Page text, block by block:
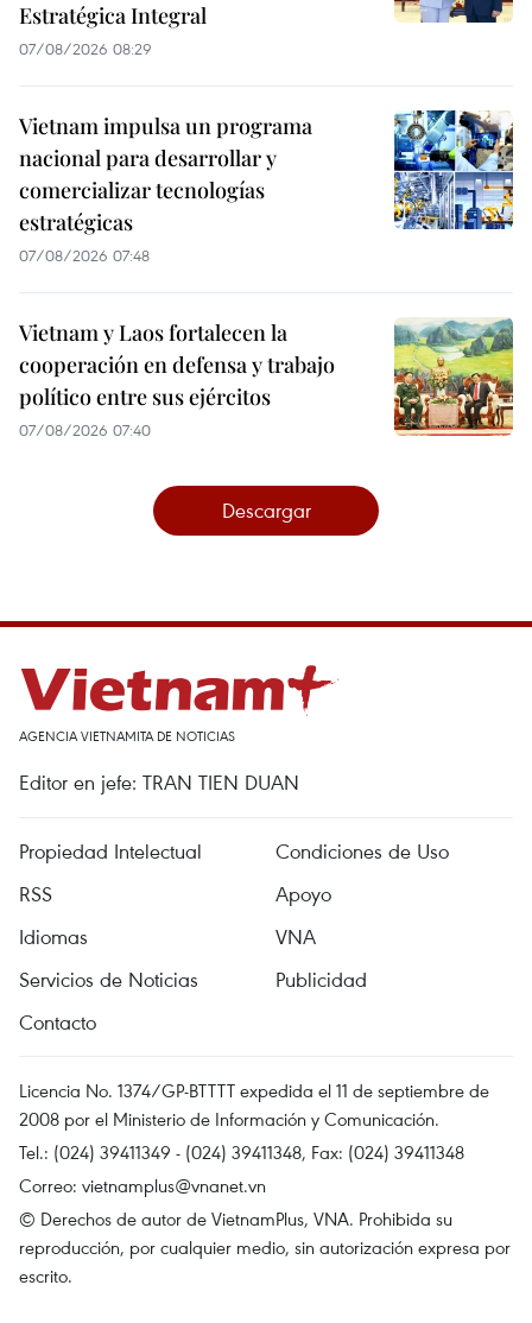
Estratégica Integral
07/08/2026 08:29
Vietnam impulsa un programa
nacional para desarrollar y
comercializar tecnologías
estratégicas
07/08/2026 07:48
Vietnam y Laos fortalecen la
cooperación en defensa y trabajo
político entre sus ejércitos
07/08/2026 07:40
Descargar
AGENCIA VIETNAMITA DE NOTICIAS
Editor en jefe: TRAN TIEN DUAN
Propiedad Intelectual
Condiciones de Uso
RSS
Apoyo
Idiomas
VNA
Servicios de Noticias
Publicidad
Contacto
Licencia No. 1374/GP-BTTTT expedida el 11 de septiembre de
2008 por el Ministerio de Información y Comunicación.
Tel.: (024) 39411349 - (024) 39411348, Fax: (024) 39411348
Correo: vietnamplus@vnanet.vn
© Derechos de autor de VietnamPlus, VNA. Prohibida su
reproducción, por cualquier medio, sin autorización expresa por
escrito.